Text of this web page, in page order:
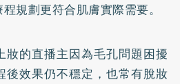
規劃更符合肌膚實際需要。
妝的直播主因為毛孔問題困擾
後效果仍不穩定，也常有脫妝